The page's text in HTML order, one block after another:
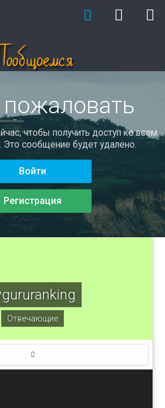
чтобы получить доступ ко всем
сообщение будет удалено.
Войти
Регистрация
Отвечающие